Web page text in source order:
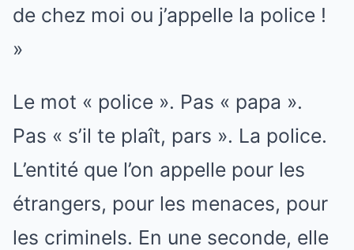
de chez moi ou j’appelle la police !
»
Le mot « police ». Pas « papa ».
Pas « s’il te plaît, pars ». La police.
L’entité que l’on appelle pour les
étrangers, pour les menaces, pour
les criminels. En une seconde, elle